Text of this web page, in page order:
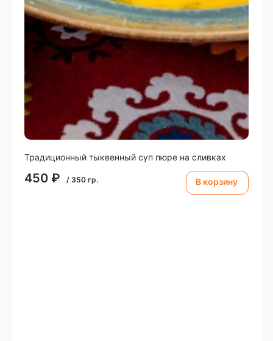
Традиционный тыквенный суп пюре на сливкаx
450 ₽ / 350 гр. В корзину